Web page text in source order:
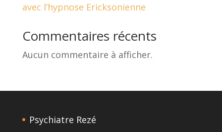
avec l’hypnose Ericksonienne
Commentaires récents
Aucun commentaire à afficher.
Psychiatre Rezé